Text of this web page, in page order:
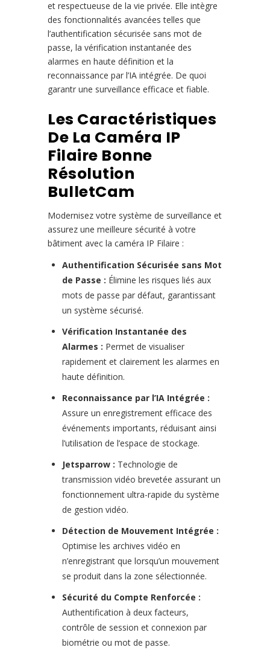
et respectueuse de la vie privée. Elle intègre
des fonctionnalités avancées telles que
l’authentification sécurisée sans mot de
passe, la vérification instantanée des
alarmes en haute définition et la
reconnaissance par l’IA intégrée. De quoi
garantr une surveillance efficace et fiable.
Les Caractéristiques
De La Caméra IP
Filaire Bonne
Résolution
BulletCam
Modernisez votre système de surveillance et
assurez une meilleure sécurité à votre
bâtiment avec la caméra IP Filaire :
Authentification Sécurisée sans Mot
de Passe : Élimine les risques liés aux
mots de passe par défaut, garantissant
un système sécurisé.
Vérification Instantanée des
Alarmes : Permet de visualiser
rapidement et clairement les alarmes en
haute définition.
Reconnaissance par l’IA Intégrée :
Assure un enregistrement efficace des
événements importants, réduisant ainsi
l’utilisation de l’espace de stockage.
Jetsparrow : Technologie de
transmission vidéo brevetée assurant un
fonctionnement ultra-rapide du système
de gestion vidéo.
Détection de Mouvement Intégrée :
Optimise les archives vidéo en
n’enregistrant que lorsqu’un mouvement
se produit dans la zone sélectionnée.
Sécurité du Compte Renforcée :
Authentification à deux facteurs,
contrôle de session et connexion par
biométrie ou mot de passe.